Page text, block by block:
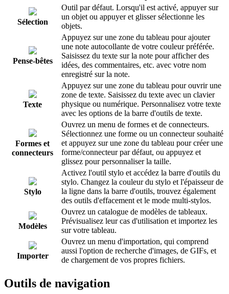
Sélection
Outil par défaut. Lorsqu'il est activé, appuyer sur
un objet ou appuyer et glisser sélectionne les
objets.
Pense-bêtes
Appuyez sur une zone du tableau pour ajouter
une note autocollante de votre couleur préférée.
Saisissez du texte sur la note pour afficher des
idées, des commentaires, etc. avec votre nom
enregistré sur la note.
Texte
Appuyez sur une zone du tableau pour ouvrir une
zone de texte. Saisissez du texte avec un clavier
physique ou numérique. Personnalisez votre texte
avec les options de la barre d'outils de texte.
Formes et
connecteurs
Ouvrez un menu de formes et de connecteurs.
Sélectionnez une forme ou un connecteur souhaité
et appuyez sur une zone du tableau pour créer une
forme/connecteur par défaut, ou appuyez et
glissez pour personnaliser la taille.
Stylo
Activez l'outil stylo et accédez la barre d'outils du
stylo. Changez la couleur du stylo et l'épaisseur de
la ligne dans la barre d'outils, trouvez également
des outils d'effacement et le mode multi-stylos.
Modèles
Ouvrez un catalogue de modèles de tableaux.
Prévisualisez leur cas d'utilisation et importez les
sur votre tableau.
Importer
Ouvrez un menu d'importation, qui comprend
aussi l'option de recherche d'images, de GIFs, et
de chargement de vos propres fichiers.
Outils de navigation